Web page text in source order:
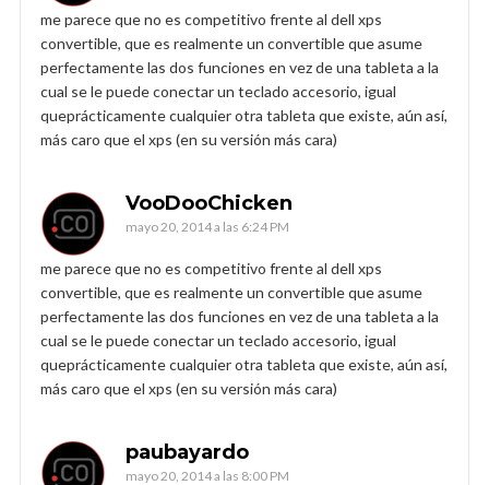
me parece que no es competitivo frente al dell xps
convertible, que es realmente un convertible que asume
perfectamente las dos funciones en vez de una tableta a la
cual se le puede conectar un teclado accesorio, igual
queprácticamente cualquier otra tableta que existe, aún así,
más caro que el xps (en su versión más cara)
VooDooChicken
mayo 20, 2014 a las 6:24 PM
me parece que no es competitivo frente al dell xps
convertible, que es realmente un convertible que asume
perfectamente las dos funciones en vez de una tableta a la
cual se le puede conectar un teclado accesorio, igual
queprácticamente cualquier otra tableta que existe, aún así,
más caro que el xps (en su versión más cara)
paubayardo
mayo 20, 2014 a las 8:00 PM